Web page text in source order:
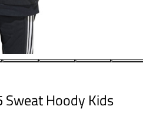
Sweat Hoody Kids